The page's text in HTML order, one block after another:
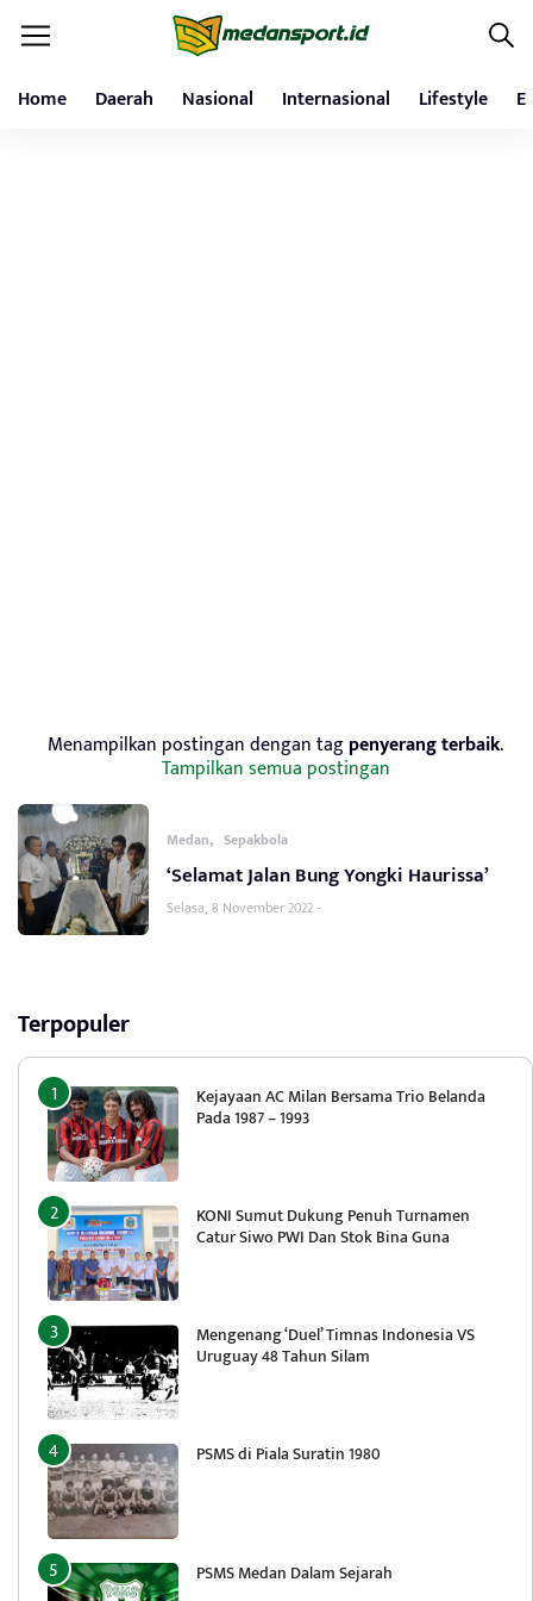
Home Daerah Nasional Internasional Lifestyle
Menampilkan postingan dengan tagpenyerang terbaik.
Tampilkan semua postingan
Medan, Sepakbola
‘Selamat Jalan Bung Yongki Haurissa’
Selasa, 8 November 2022 -
Terpopuler
Kejayaan AC Milan Bersama Trio Belanda
Pada 1987 – 1993
KONI Sumut Dukung Penuh Turnamen
Catur Siwo PWI Dan Stok Bina Guna
Mengenang ‘Duel’ Timnas Indonesia VS
Uruguay 48 Tahun Silam
PSMS di Piala Suratin 1980
PSMS Medan Dalam Sejarah